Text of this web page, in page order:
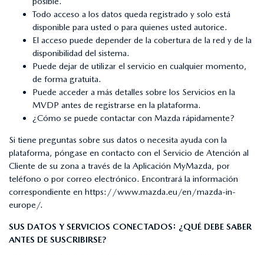
Todo acceso a los datos queda registrado y solo está
disponible para usted o para quienes usted autorice.
El acceso puede depender de la cobertura de la red y de la
disponibilidad del sistema.
Puede dejar de utilizar el servicio en cualquier momento,
de forma gratuita.
Puede acceder a más detalles sobre los Servicios en la
MVDP antes de registrarse en la plataforma.
¿Cómo se puede contactar con Mazda rápidamente?
Si tiene preguntas sobre sus datos o necesita ayuda con la
plataforma, póngase en contacto con el Servicio de Atención al
Cliente de su zona a través de la Aplicación MyMazda, por
teléfono o por correo electrónico. Encontrará la información
correspondiente en https://www.mazda.eu/en/mazda-in-
europe/.
SUS DATOS Y SERVICIOS CONECTADOS: ¿QUÉ DEBE SABER
ANTES DE SUSCRIBIRSE?